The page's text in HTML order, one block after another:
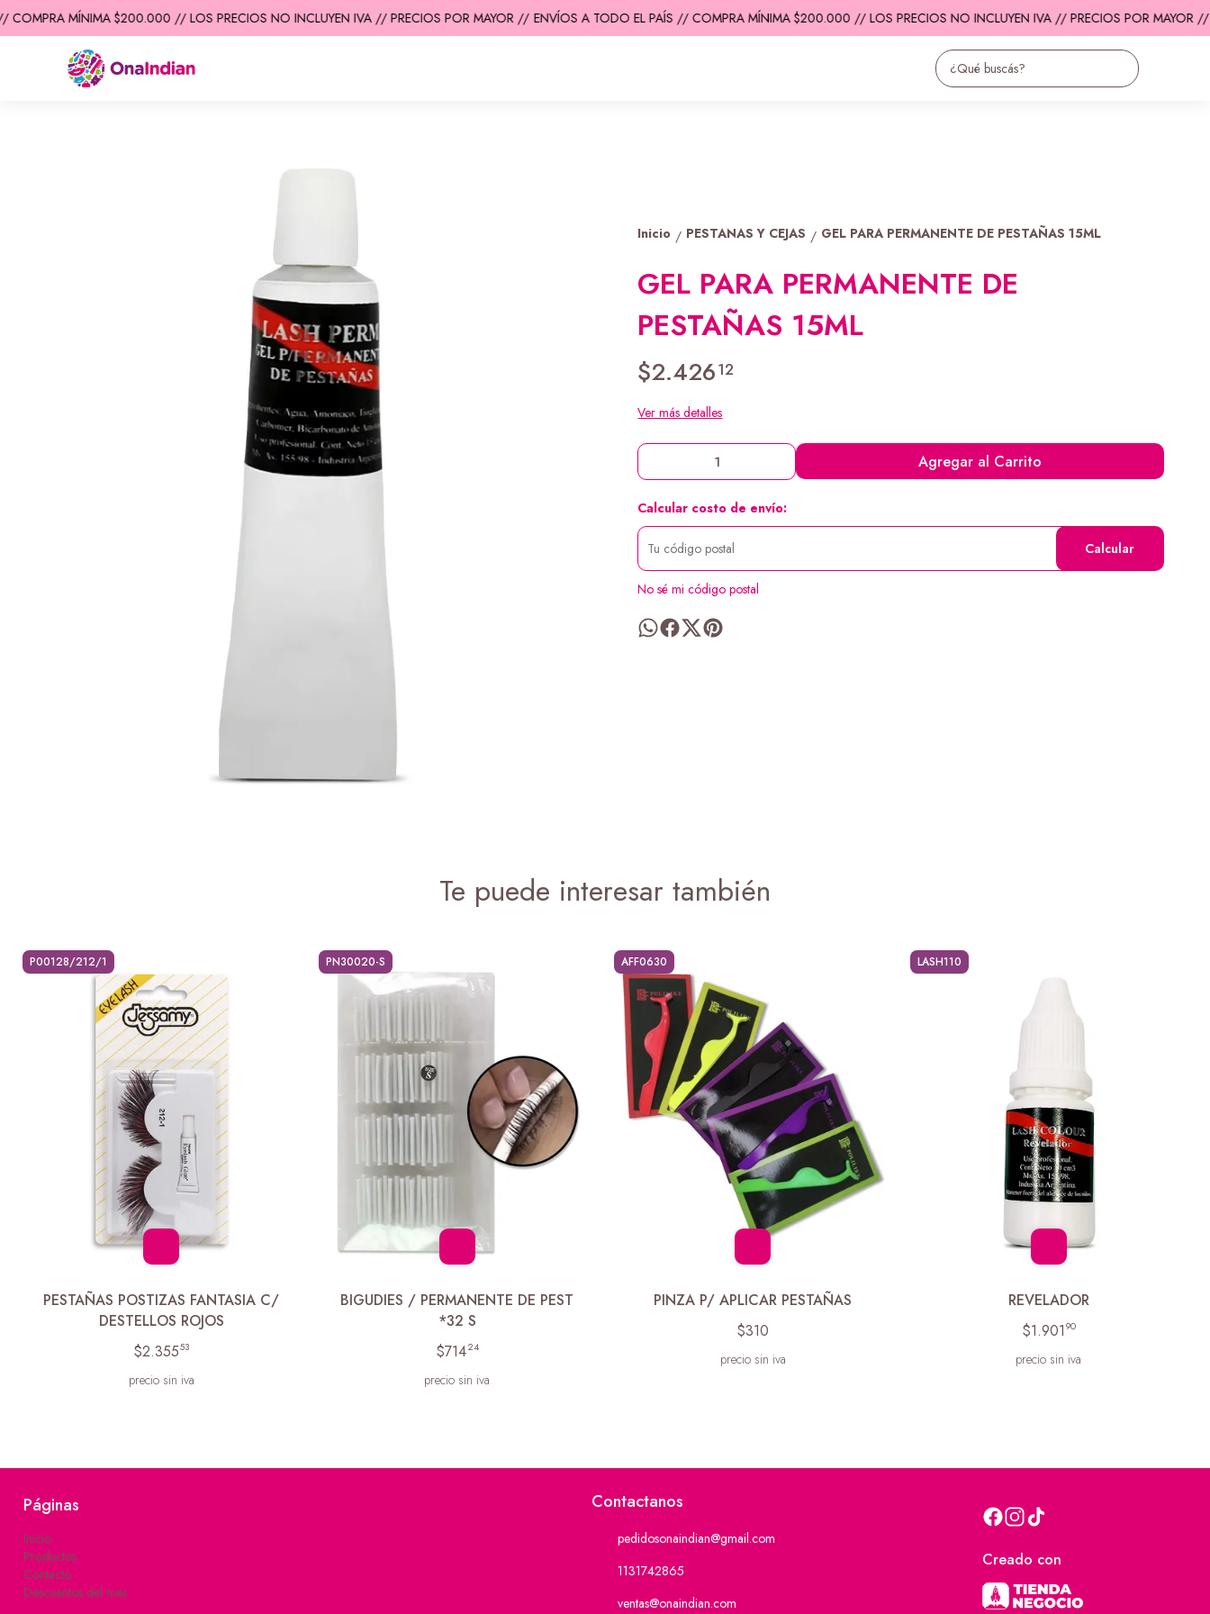
MÍNIMA $200.000 // LOS PRECIOS NO INCLUYEN IVA // PRECIOS POR MAYOR // ENVÍOS A TODO EL PAÍS // COMPRA MÍNIMA $200.000 // LOS PRECIOS NO INCLUYEN IVA // PRECIOS POR MAYOR //
Inicio / PESTANAS Y CEJAS / GEL PARA PERMANENTE DE PESTAÑAS 15ML
GEL PARA PERMANENTE DE
PESTAÑAS 15ML
$2.42612
Ver más detalles
Agregar al Carrito
Calcular costo de envío:
Calcular
No sé mi código postal
Te puede interesar también
P00128/212/1
PESTAÑAS POSTIZAS FANTASIA C/
DESTELLOS ROJOS
$2.35553
precio sin iva
PN30020-S
BIGUDIES / PERMANENTE DE PEST
*32 S
$71424
precio sin iva
AFF0630
PINZA P/ APLICAR PESTAÑAS
$310
precio sin iva
LASH110
REVELADOR
$1.901 90
precio sin iva
Páginas
Inicio
Productos
Contacto
Descuentos del mes
Contactanos
pedidosonaindian@gmail.com
1131742865
ventas@onaindian.com
Creado con